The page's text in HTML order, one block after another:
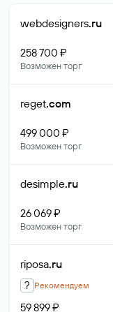
webdesigners.ru
258 700 ₽
Возможен торг
reget.com
499 000 ₽
Возможен торг
desimple.ru
26 069 ₽
Возможен торг
riposa.ru
? Рекомендуем
59 899 ₽